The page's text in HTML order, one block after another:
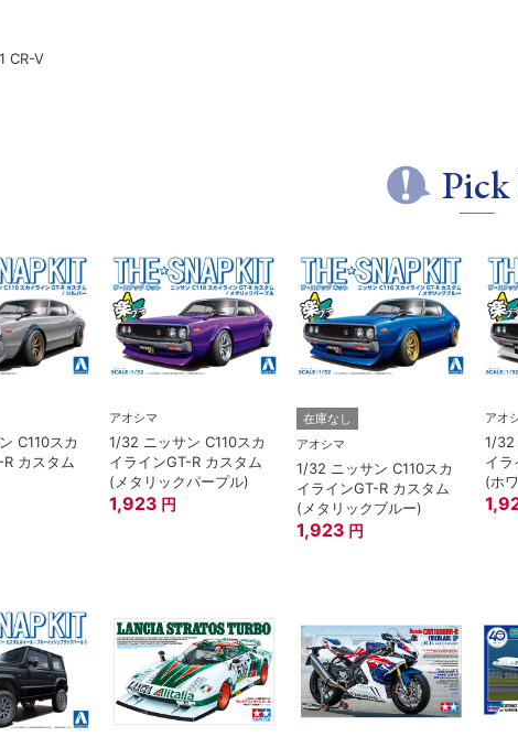
CR-V
C110スカ
カスタム
アオシマ
1/32 ニッサン C110スカ
イラインGT-R カスタム
(メタリックパープル)
1,923 円
在庫なし
アオシマ
1/32 ニッサン C110スカ
イラインGT-R カスタム
(メタリックブルー)
1,923 円
アオ
1/32
イラ
(ホ